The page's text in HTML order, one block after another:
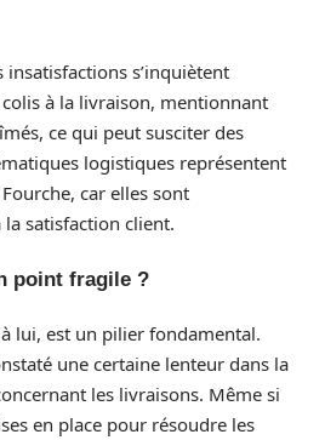
s’inquiètent
colis à la livraison, mentionnant
ce qui peut susciter des
logistiques représentent
car elles sont
satisfaction client.
point fragile ?
lui, est un pilier fondamental.
une certaine lenteur dans la
les livraisons. Même si
en place pour résoudre les